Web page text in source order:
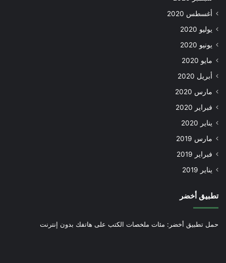
أغسطس 2020
يوليو 2020
يونيو 2020
مايو 2020
أبريل 2020
مارس 2020
فبراير 2020
يناير 2020
مارس 2019
فبراير 2019
يناير 2019
تطبيق أخضر
حمل تطبيق أخضر: مئات ملخصات الكتب على هاتفك بدون إنترنت